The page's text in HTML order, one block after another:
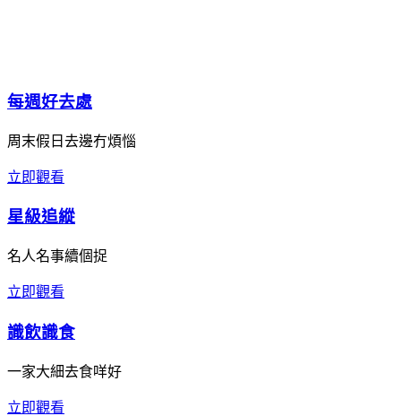
每週好去處
周末假日去邊冇煩惱
立即觀看
星級追縱
名人名事續個捉
立即觀看
識飲識食
一家大細去食咩好
立即觀看